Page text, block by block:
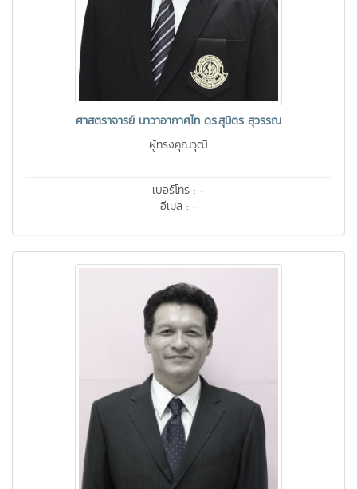
ศาสตราจารย์ นาวาอากาศโท ดร.สุมิตร สุวรรณ
ผู้ทรงคุณวุฒิ
เบอร์โทร : -
อีเมล : -